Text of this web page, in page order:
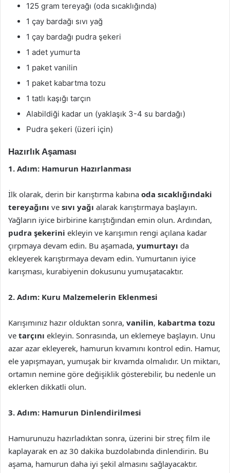
125 gram tereyağı (oda sıcaklığında)
1 çay bardağı sıvı yağ
1 çay bardağı pudra şekeri
1 adet yumurta
1 paket vanilin
1 paket kabartma tozu
1 tatlı kaşığı tarçın
Alabildiği kadar un (yaklaşık 3-4 su bardağı)
Pudra şekeri (üzeri için)
Hazırlık Aşaması
1. Adım: Hamurun Hazırlanması
İlk olarak, derin bir karıştırma kabına oda sıcaklığındaki
tereyağını ve sıvı yağı alarak karıştırmaya başlayın.
Yağların iyice birbirine karıştığından emin olun. Ardından,
pudra şekerini ekleyin ve karışımın rengi açılana kadar
çırpmaya devam edin. Bu aşamada, yumurtayı da
ekleyerek karıştırmaya devam edin. Yumurtanın iyice
karışması, kurabiyenin dokusunu yumuşatacaktır.
2. Adım: Kuru Malzemelerin Eklenmesi
Karışımınız hazır olduktan sonra, vanilin, kabartma tozu
ve tarçını ekleyin. Sonrasında, un eklemeye başlayın. Unu
azar azar ekleyerek, hamurun kıvamını kontrol edin. Hamur,
ele yapışmayan, yumuşak bir kıvamda olmalıdır. Un miktarı,
ortamın nemine göre değişiklik gösterebilir, bu nedenle un
eklerken dikkatli olun.
3. Adım: Hamurun Dinlendirilmesi
Hamurunuzu hazırladıktan sonra, üzerini bir streç film ile
kaplayarak en az 30 dakika buzdolabında dinlendirin. Bu
aşama, hamurun daha iyi şekil almasını sağlayacaktır.